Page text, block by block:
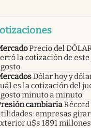
Precio del
la cotización de este
Dólar hoy y
es la cotización del
minuto a minuto
cambiariaRécord
empresas
u$s 1891 millones